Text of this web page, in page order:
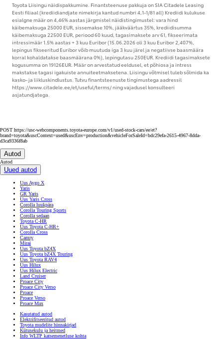
Toyota Liisingu näidispakkumine. Finantsteenuse pakkuja on SIA Citadele Leasing
Eesti filiaal (krediidiandjate nimekirja kantud numbri 4,1-1/81 all) Krediidi kulukuse
esialgne määr on 4,46% aastas järgmistel näidistingimustel: vara hind
käibemaksuga 25000 EUR, sissemakse 10%, jääkväärtus 35%, krediidisumma
käibemaksuga 22500 EUR, periood 60 kuud, tagasimaksete arv 61, fikseerimata
intressimäär 1.5% aastas + 3 kuu Euribor (15.06.2026 oli 3 kuu Euribor 2,407%,
lepingus fikseeritud Euribor võib muutuda iga 3 kuu järel ja negatiivse baasmäära
korral kohaldatakse baasmäärana 0%), lepingutasu 250EUR. Krediidi tagasimaksete
kogusumma on 19126EUR. Määr on arvestatud eeldusel, et põhiosa ja intress
makstakse tagasi igakuiste annuiteetmaksetena. Liisingu võtmisel tuleb sõlmida ka
kasko- ja liikluskindlustus. Tutvu finantsteenuste tingimustega aadressil
https://www.citadele.ee/et/useful/terms/ ning vajadusel konsulteeri
asjatundjatega.
POST https://usc-webcomponents.toyota-europe.com/v1/used-stock-cars/ee/et?
brand=toyota&uscContext=used&uscEnv=production&vehicleForSaleId=bdc29efa-2615-4967-8dda-
d3ca9336f8ab
Autod
Autod
Uued autod
Uus Aygo X
Yaris
GR Yaris
Uus Yaris Cross
Corolla luukpära
Corolla Touring Sports
Corolla sedaan
Toyota C-HR
Uus Toyota C-HR+
Corolla Cross
Camry
Mirai
Uus Toyota bZ4X
Uus Toyota bZ4X Touring
Uus Toyota RAV4
Uus Hilux
Uus Hilux Electric
Land Cruiser
Proace City
Proace City Verso
Proace
Proace Verso
Proace Max
Kasutatud autod
Elektrifitseeritud autod
Toyota mudelite hinnakirjad
Kütusekulu ja heitmed
Info WLTP katsemenetluse kohta